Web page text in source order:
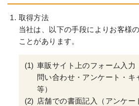
取得方法
当社は、以下の手段によりお客様
ことがあります。
車販サイト上のフォーム入力
問い合わせ・アンケート・キ
等）
店舗での書面記入（アンケー